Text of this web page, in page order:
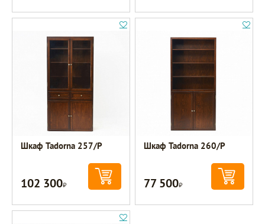
Шкаф Tadorna 257/Р
102 300Р
Шкаф Tadorna 260/Р
77 500Р